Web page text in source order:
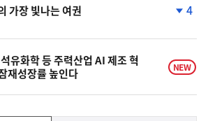
가장 빛나는 여권
락
4
유화학 등 주력산업 AI 제조 혁
재성장률 높인다
NEW